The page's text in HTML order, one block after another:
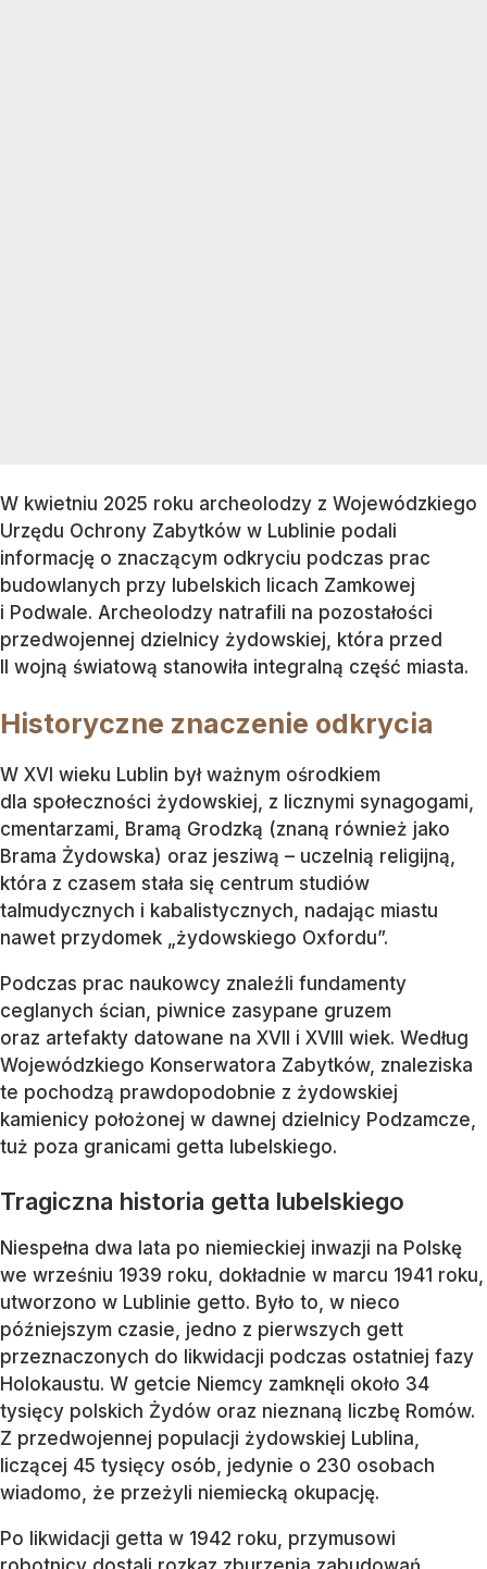
W kwietniu 2025 roku archeolodzy z Wojewódzkiego
Urzędu Ochrony Zabytków w Lublinie podali
informację o znaczącym odkryciu podczas prac
budowlanych przy lubelskich licach Zamkowej
i Podwale. Archeolodzy natrafili na pozostałości
przedwojennej dzielnicy żydowskiej, która przed
II wojną światową stanowiła integralną część miasta.
Historyczne znaczenie odkrycia
W XVI wieku Lublin był ważnym ośrodkiem
dla społeczności żydowskiej, z licznymi synagogami,
cmentarzami, Bramą Grodzką (znaną również jako
Brama Żydowska) oraz jesziwą – uczelnią religijną,
która z czasem stała się centrum studiów
talmudycznych i kabalistycznych, nadając miastu
nawet przydomek „żydowskiego Oxfordu”.
Podczas prac naukowcy znaleźli fundamenty
ceglanych ścian, piwnice zasypane gruzem
oraz artefakty datowane na XVII i XVIII wiek. Według
Wojewódzkiego Konserwatora Zabytków, znaleziska
te pochodzą prawdopodobnie z żydowskiej
kamienicy położonej w dawnej dzielnicy Podzamcze,
tuż poza granicami getta lubelskiego.
Tragiczna historia getta lubelskiego
Niespełna dwa lata po niemieckiej inwazji na Polskę
we wrześniu 1939 roku, dokładnie w marcu 1941 roku,
utworzono w Lublinie getto. Było to, w nieco
późniejszym czasie, jedno z pierwszych gett
przeznaczonych do likwidacji podczas ostatniej fazy
Holokaustu. W getcie Niemcy zamknęli około 34
tysięcy polskich Żydów oraz nieznaną liczbę Romów.
Z przedwojennej populacji żydowskiej Lublina,
liczącej 45 tysięcy osób, jedynie o 230 osobach
wiadomo, że przeżyli niemiecką okupację.
Po likwidacji getta w 1942 roku, przymusowi